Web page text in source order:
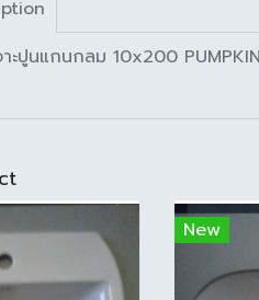
ะปูนแกนกลม 10x200 PUMPKIN
New